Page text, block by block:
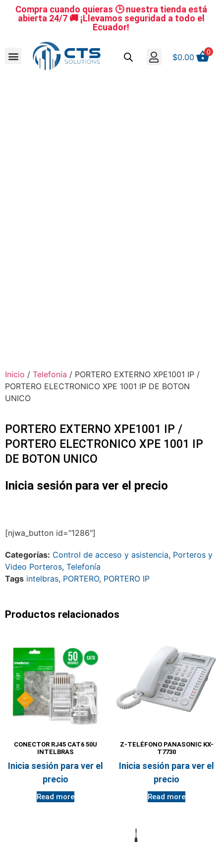
Compra cuando quieras 🕒 nuestra tienda está
abierta 24/7 🚚 ¡Llevamos seguridad a todo el
Ecuador!
$0.00
0
Inicio / Telefonía / PORTERO EXTERNO XPE1001 IP /
PORTERO ELECTRONICO XPE 1001 IP DE BOTON
UNICO
PORTERO EXTERNO XPE1001 IP /
PORTERO ELECTRONICO XPE 1001 IP
DE BOTON UNICO
Inicia sesión para ver el precio
[njwa_button id="1286"]
Categorías: Control de acceso y asistencia, Porteros y
Video Porteros, Telefonía
Tags intelbras, PORTERO, PORTERO IP
Productos relacionados
CONECTOR RJ45 CAT6 50U
INTELBRAS
Inicia sesión para ver el
precio
Read more
Z-TELÉFONO PANASONIC KX-
T7730
Inicia sesión para ver el
precio
Read more